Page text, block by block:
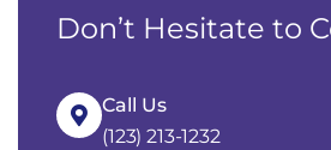
Don’t Hesitate to
Call Us
(123) 213-1232